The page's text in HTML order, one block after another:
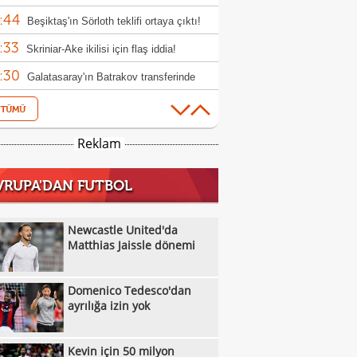
Beşiktaş'ın Sörloth teklifi ortaya çıktı!
Skriniar-Ake ikilisi için flaş iddia!
Galatasaray'ın Batrakov transferinde
krizi!
Galatasaray, Chemsdine Talbi'yi takibe
Can Uzun ve Rafael Leao transferlerinde
G.Saray'da transfer sessizliği: 6 yılın en
konuşuyor...
Galatasaray, Benjamin Pavard
sıcak gelişme
Rıdvan Dilmen'den Fenerbahçe
Osimhen, Icardi sonrası teklifi reddetti
Yazarlardan Fenerbahçe
Reklam
FUTBOL
Newcastle United'da
Matthias Jaissle dönemi
Domenico Tedesco'dan
ayrılığa izin yok
Kevin için 50 milyon